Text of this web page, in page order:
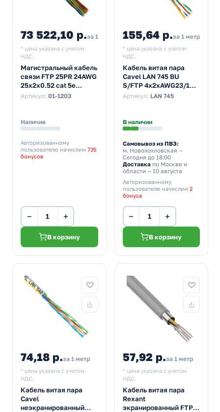
73 522,10 р.за 1 бухта
* цена указана с учетом
НДС.
Магистральный кабель
связи FTP 25PR 24AWG
25х2х0.52 cat 5e
outdoor/уличный витая
Артикул: 01-1203
Наличие
Авторизованному
пользователю начислим 735
бонусов
− +
В корзину
155,64 р.за 1 метр
* цена указана с учетом
НДС.
Кабель витая пара
Cavel LAN 745 BU
S/FTP 4х2хAWG23/1
cat 7a PVC [100м]
Артикул: LAN 745
В наличии
Самовывоз из ПВЗ:
м. Новохохловская —
Сегодня до 18:00
Доставкапо Москве и
области — 10 августа
Авторизованному
пользователю начислим 2
бонуса
− +
В корзину
74,18 р.за 1 метр
* цена указана с учетом
НДС.
Кабель витая пара
Cavel
неэкранированный
57,92 р.за 1 метр
* цена указана с учетом
НДС.
Кабель витая пара
Rexant
экранированный FTP